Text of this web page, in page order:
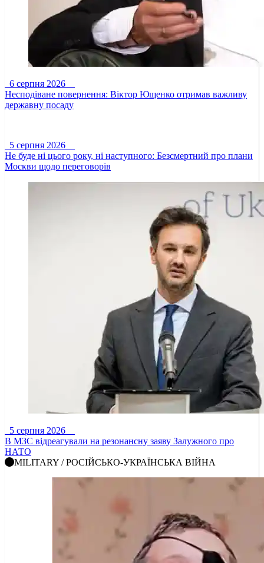
6 серпня 2026
Несподіване повернення: Віктор Ющенко отримав важливу
державну посаду
5 серпня 2026
Не буде ні цього року, ні наступного: Безсмертний про плани
Москви щодо переговорів
5 серпня 2026
В МЗС відреагували на резонансну заяву Залужного про
НАТО
MILITARY / РОСІЙСЬКО-УКРАЇНСЬКА ВІЙНА